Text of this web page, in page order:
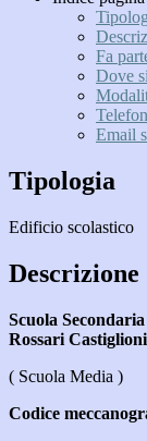
Fa
Dove
Email
Tipologia
Edificio scolastico
Descrizione
Scuola
Rossari
( Scuola Media )
Codice